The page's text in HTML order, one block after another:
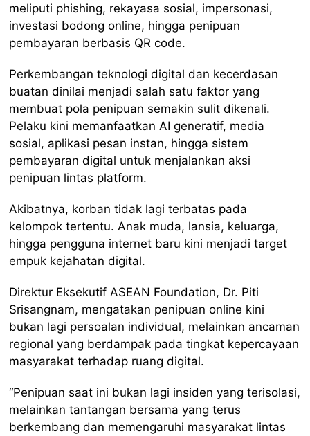
meliputi phishing, rekayasa sosial, impersonasi,
investasi bodong online, hingga penipuan
pembayaran berbasis QR code.
Perkembangan teknologi digital dan kecerdasan
buatan dinilai menjadi salah satu faktor yang
membuat pola penipuan semakin sulit dikenali.
Pelaku kini memanfaatkan AI generatif, media
sosial, aplikasi pesan instan, hingga sistem
pembayaran digital untuk menjalankan aksi
penipuan lintas platform.
Akibatnya, korban tidak lagi terbatas pada
kelompok tertentu. Anak muda, lansia, keluarga,
hingga pengguna internet baru kini menjadi target
empuk kejahatan digital.
Direktur Eksekutif ASEAN Foundation, Dr. Piti
Srisangnam, mengatakan penipuan online kini
bukan lagi persoalan individual, melainkan ancaman
regional yang berdampak pada tingkat kepercayaan
masyarakat terhadap ruang digital.
“Penipuan saat ini bukan lagi insiden yang terisolasi,
melainkan tantangan bersama yang terus
berkembang dan memengaruhi masyarakat lintas